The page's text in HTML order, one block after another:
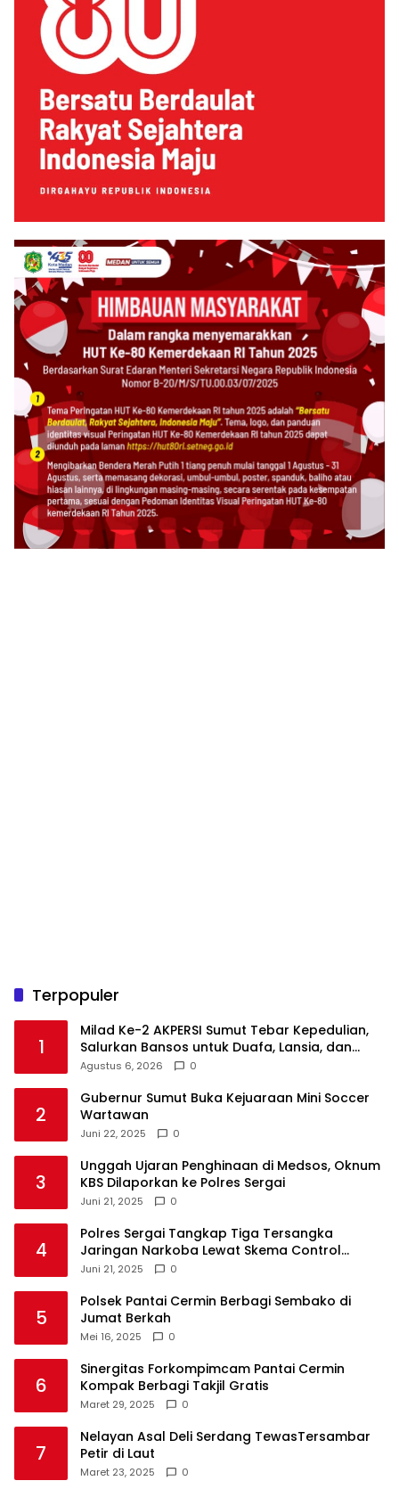
Terpopuler
1
Milad Ke-2 AKPERSI Sumut Tebar Kepedulian,
Salurkan Bansos untuk Duafa, Lansia, dan
Anak Yatim
Agustus 6, 2026 0
2
Gubernur Sumut Buka Kejuaraan Mini Soccer
Wartawan
Juni 22, 2025 0
3
Unggah Ujaran Penghinaan di Medsos, Oknum
KBS Dilaporkan ke Polres Sergai
Juni 21, 2025 0
4
Polres Sergai Tangkap Tiga Tersangka
Jaringan Narkoba Lewat Skema Control
Delivery
Juni 21, 2025 0
5
Polsek Pantai Cermin Berbagi Sembako di
Jumat Berkah
Mei 16, 2025 0
6
Sinergitas Forkompimcam Pantai Cermin
Kompak Berbagi Takjil Gratis
Maret 29, 2025 0
7
Nelayan Asal Deli Serdang TewasTersambar
Petir di Laut
Maret 23, 2025 0